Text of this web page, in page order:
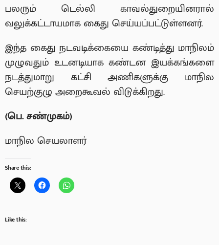
பலரும் டெல்லி காவல்துறையினரால்
வலுக்கட்டாயமாக கைது செய்யப்பட்டுள்ளனர்.
இந்த கைது நடவடிக்கையை கண்டித்து மாநிலம்
முழுவதும் உடனடியாக கண்டன இயக்கங்களை
நடத்துமாறு கட்சி அணிகளுக்கு மாநில
செயற்குழு அறைகூவல் விடுக்கிறது.
(பெ. சண்முகம்)
மாநில செயலாளர்
Share this:
Like this: